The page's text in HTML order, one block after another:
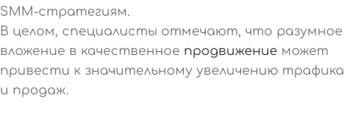
SMM-стратегиям.
В целом, специалисты отмечают, что разумное
вложение в качественное продвижение может
привести к значительному увеличению трафика
и продаж.